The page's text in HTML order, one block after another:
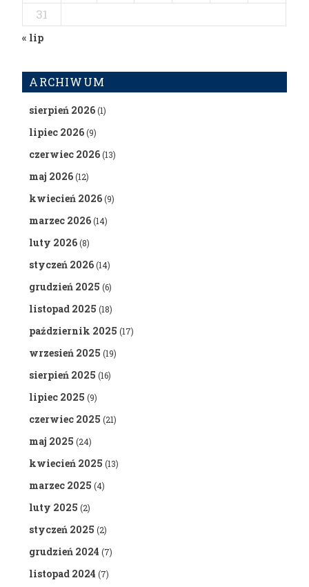
31
« lip
ARCHIWUM
sierpień 2026(1)
lipiec 2026(9)
czerwiec 2026(13)
maj 2026(12)
kwiecień 2026(9)
marzec 2026(14)
luty 2026(8)
styczeń 2026(14)
grudzień 2025 (6)
listopad 2025 (18)
październik 2025 (17)
wrzesień 2025 (19)
sierpień 2025 (16)
lipiec 2025 (9)
czerwiec 2025 (21)
maj 2025 (24)
kwiecień 2025 (13)
marzec 2025 (4)
luty 2025 (2)
styczeń 2025 (2)
grudzień 2024 (7)
listopad 2024 (7)